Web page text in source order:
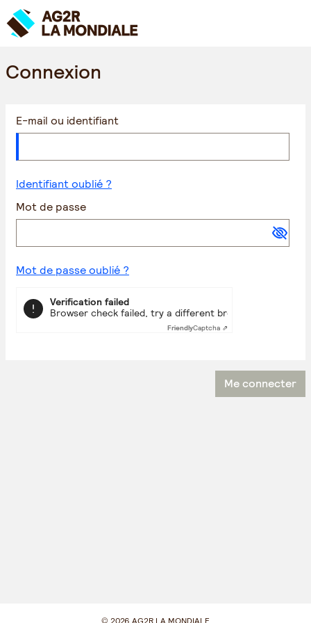
Connexion
E-mail ou identifiant
Identifiant oublié ?
Mot de passe
Mot de passe oublié ?
Verification failed
Browser check failed, try a different browser
FriendlyCaptcha ⇗
© 2026 AG2R LA MONDIALE